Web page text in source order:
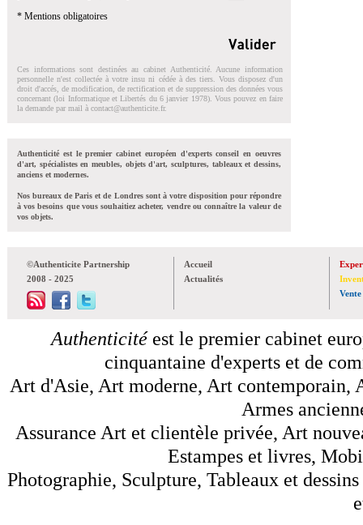
* Mentions obligatoires
Ces informations sont destinées au cabinet Authenticité. Aucune information
personnelle n'est collectée à votre insu ni cédée à des tiers. Vous disposez d'un
droit d'accés, de modification, de rectification et de suppression des données vous
concernant (loi Informatique et Libertés du 6 janvier 1978). Vous pouvez en faire
la demande par mail à contact@authenticite.fr.
Authenticité est le premier cabinet européen d'experts conseil en oeuvres
d'art, spécialistes en meubles, objets d'art, sculptures, tableaux et dessins,
anciens et modernes.
Nos bureaux de Paris et de Londres sont à votre disposition pour répondre
à vos besoins que vous souhaitiez acheter, vendre ou connaître la valeur de
vos objets.
©Authenticite Partnership
2008 - 2025
Accueil
Actualités
Vente
Authenticitéest le premier cabinet
cinquantaine d'experts et de
Art d'Asie, Art moderne, Art contemporain,
Armes
Assurance Art et clientèle privée, Art
Estampes et livres,
Photographie, Sculpture, Tableaux et